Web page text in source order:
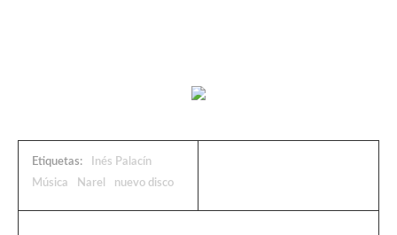
Etiquetas:
Inés Palacín
Música
Narel nuevo disco